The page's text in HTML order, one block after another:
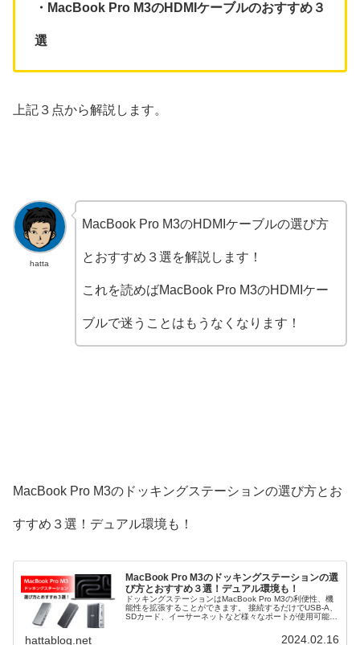
・MacBook Pro M3のHDMIケーブルのおすすめ３
選
上記３点から解説します。
hatta
MacBook Pro M3のHDMIケーブルの選び方
とおすすめ３選を解説します！
これを読めばMacBook Pro M3のHDMIケー
ブルで迷うことはもうなくなります！
MacBook Pro M3のドッキングステーションの選び方とお
すすめ３選！デュアル環境も！
MacBook Pro M3のドッキングステーションの選
び方とおすすめ３選！デュアル環境も！
ドッキングステーションはMacBook Pro M3の利便性、機
能性を拡張することができます。 接続するだけでUSB-A、
SDカード、イーサーネットなど様々なポートが使用可能で
そこで、MacBook Pro M3のUSB-Cハブの選び方とおすす
hattablog.net 2024.02.16